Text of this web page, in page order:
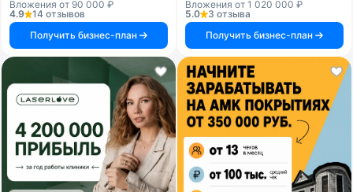
Вложения от 90 000 ₽
4.9
14 отзывов
Получить бизнес-план
Вложения от 1 020 000 ₽
5.0
3 отзыва
Получить бизнес-план